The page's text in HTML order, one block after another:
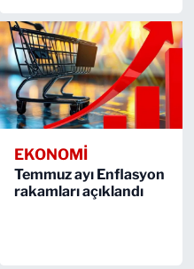
EKONOMİ
Temmuz ayı Enflasyon
rakamları açıklandı